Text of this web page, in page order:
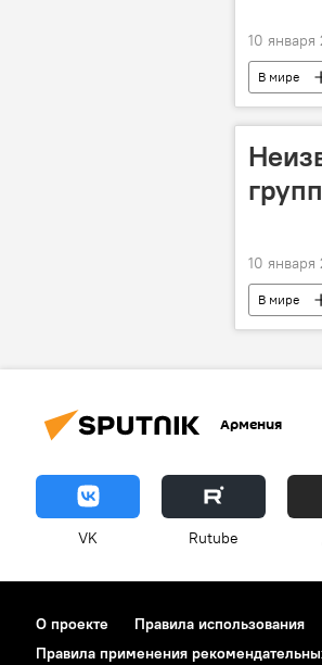
10 января
В мире
10
В мире
Армения
VK Rutube
О проекте Правила использования
Правила применения